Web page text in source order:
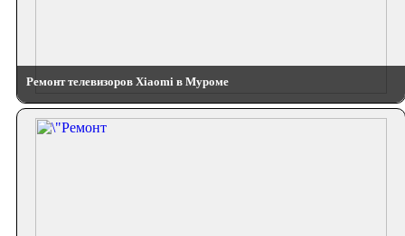
Ремонт телевизоров Xiaomi в Муроме